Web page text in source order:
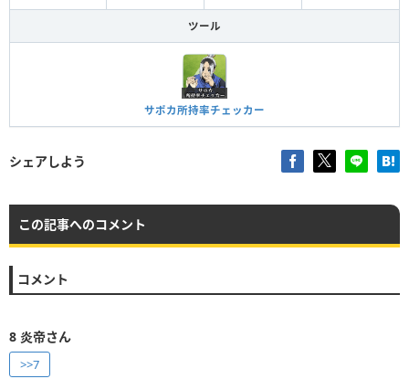
ツール
サポカ所持率チェッカー
シェアしよう
この記事へのコメント
コメント
8 炎帝さん
>>7